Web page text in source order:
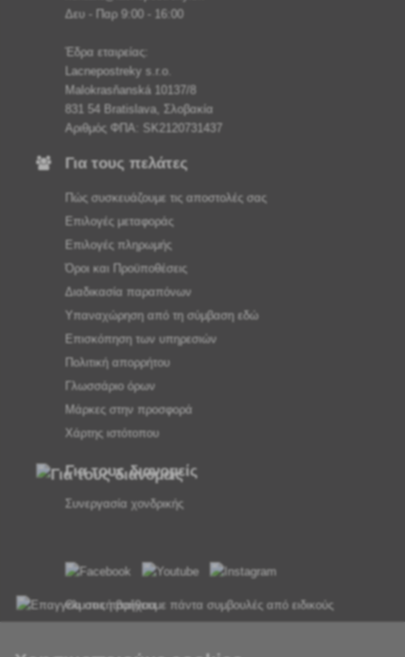
Δευ - Παρ 9:00 - 16:00
Έδρα εταιρείας:
Lacnepostreky s.r.o.
Malokrasňanská 10137/8
831 54 Bratislava, Σλοβακία
Αριθμός ΦΠΑ: SK2120731437
Για τους πελάτες
Πώς συσκευάζουμε τις αποστολές σας
Επιλογές μεταφοράς
Επιλογές πληρωμής
Όροι και Προϋποθέσεις
Διαδικασία παραπόνων
Υπαναχώρηση από τη σύμβαση εδώ
Επισκόπηση των υπηρεσιών
Πολιτική απορρήτου
Γλωσσάριο όρων
Μάρκες στην προσφορά
Χάρτης ιστότοπου
Για τους διανομείς
Συνεργασία χονδρικής
Θα σας παρέχουμε πάντα συμβουλές από ειδικούς